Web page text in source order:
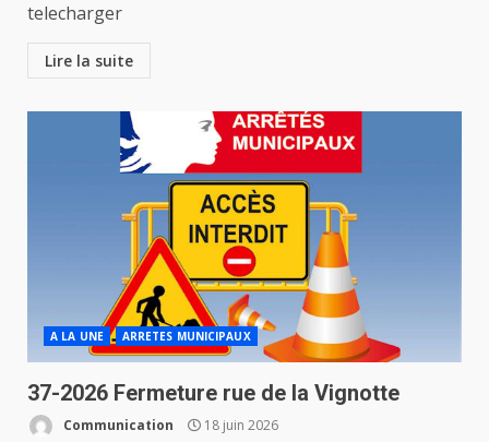
telecharger
Lire la suite
A LA UNE ARRETES MUNICIPAUX
37-2026 Fermeture rue de la Vignotte
Communication 18 juin 2026